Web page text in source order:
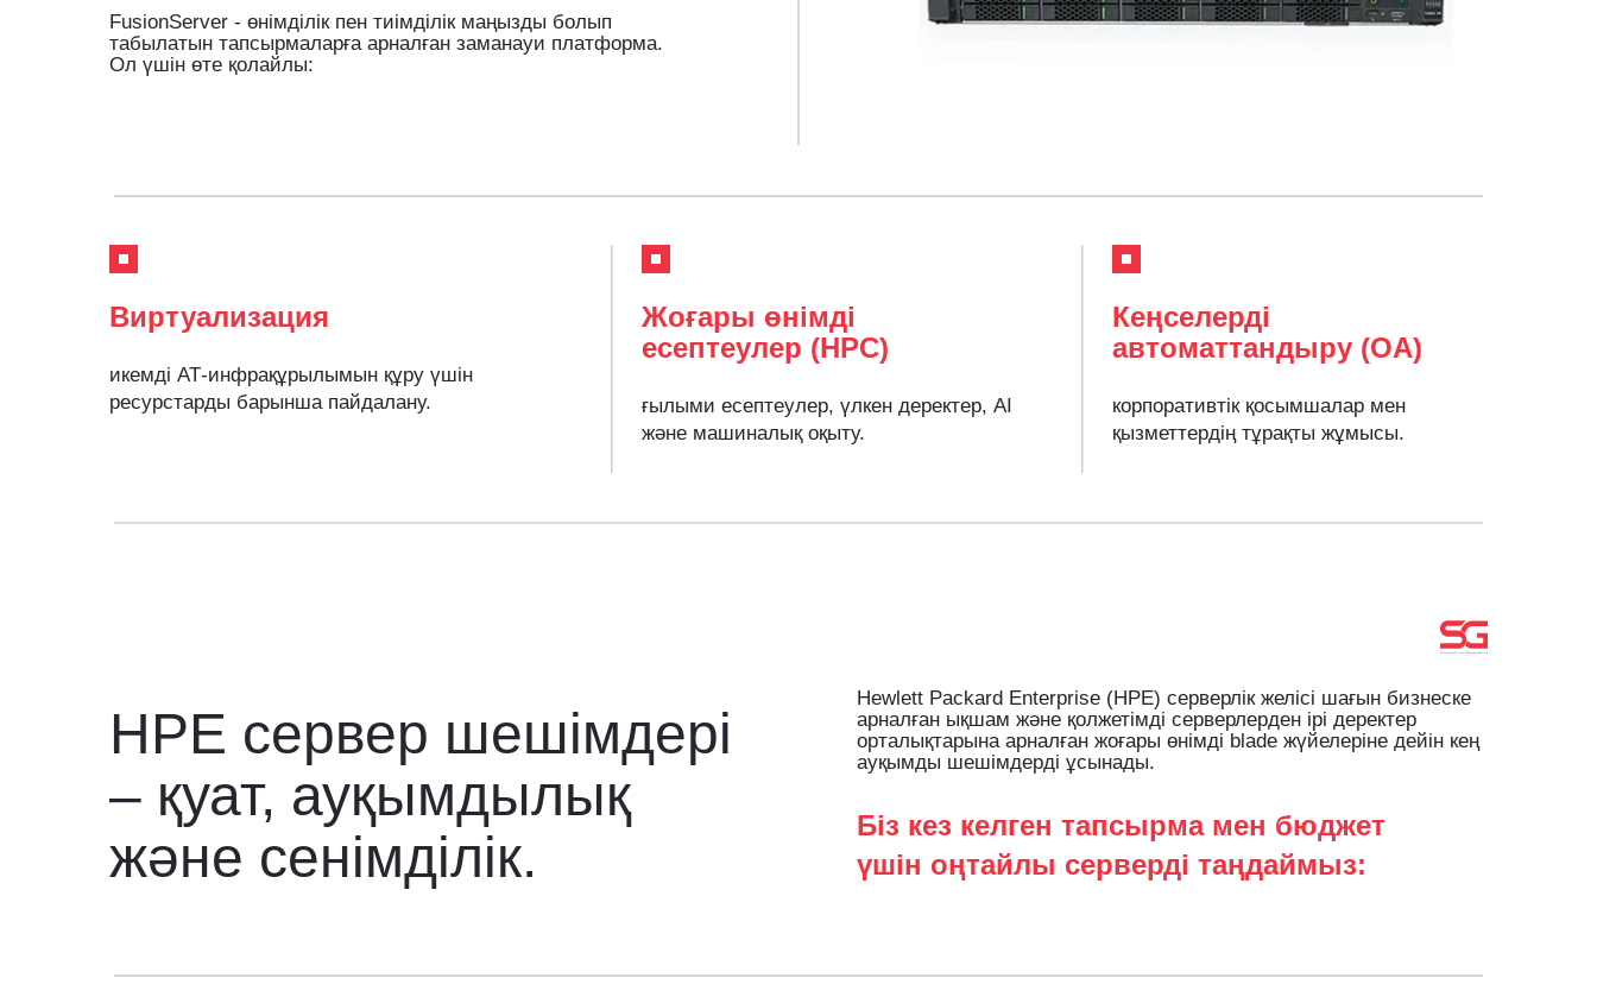
FusionServer - өнімділік пен тиімділік маңызды болып
табылатын тапсырмаларға арналған заманауи платформа.
Ол үшін өте қолайлы:
икемді АТ-инфрақұрылымын құру үшін
ресурстарды барынша пайдалану.
Виртуализация
корпоративтік қосымшалар мен
қызметтердің тұрақты жұмысы.
Кеңселерді
автоматтандыру (OA)
Жоғары өнімді
есептеулер (HPC)
ғылыми есептеулер, үлкен деректер, AI
және машиналық оқыту.
Hewlett Packard Enterprise (HPE) серверлік желісі шағын бизнеске
арналған ықшам және қолжетімді серверлерден ірі деректер
орталықтарына арналған жоғары өнімді blade жүйелеріне дейін кең
ауқымды шешімдерді ұсынады.
Біз кез келген тапсырма мен бюджет
үшін оңтайлы серверді таңдаймыз:
HPE сервер шешімдері
– қуат, ауқымдылық
және сенімділік.